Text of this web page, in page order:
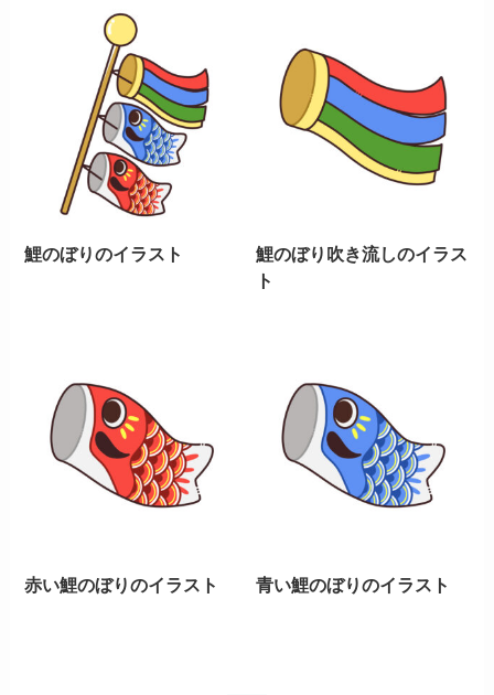
鯉のぼりのイラスト
鯉のぼり吹き流しのイラス
ト
赤い鯉のぼりのイラスト 青い鯉のぼりのイラスト